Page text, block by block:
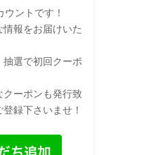
ウントです！
情報をお届けいた
抽選で初回クーポ
クーポンも発行致
録下さいませ！